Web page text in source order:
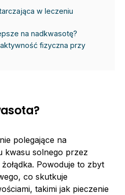
w leczeniu
na nadkwasotę?
fizyczna przy
polegające na
kwasu solnego przez
Powoduje to zbyt
co skutkuje
takimi jak pieczenie